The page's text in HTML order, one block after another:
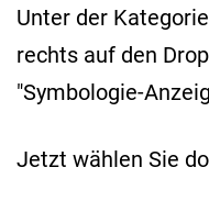
Unter der
rechts auf den
"Symbologie-
Jetzt wählen Sie